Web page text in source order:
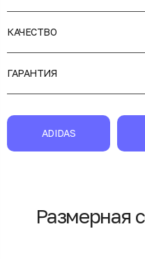
КАЧЕСТВО
ГАРАНТИЯ
ADIDAS
Размерная